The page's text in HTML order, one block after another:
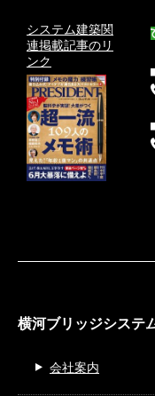
システム建築関
連掲載記事のリ
ンク
横河ブリッジシステ
会社案内